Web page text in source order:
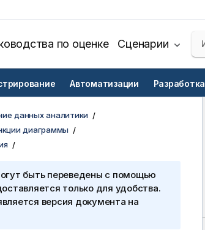
по оценке Сценарии
Автоматизации Разработка
данных аналитики
диаграммы
быть переведены с помощью
только для удобства.
версия документа на